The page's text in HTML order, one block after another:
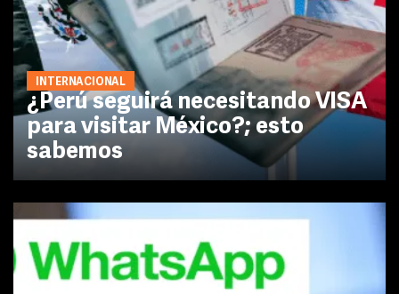
INTERNACIONAL
¿Perú seguirá necesitando VISA
para visitar México?; esto
sabemos